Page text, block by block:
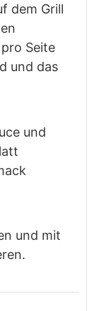
dem Grill
Seite
und das
und
und mit